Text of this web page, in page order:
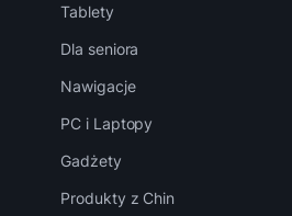
Tablety
Dla seniora
Nawigacje
PC i Laptopy
Gadżety
Produkty z Chin